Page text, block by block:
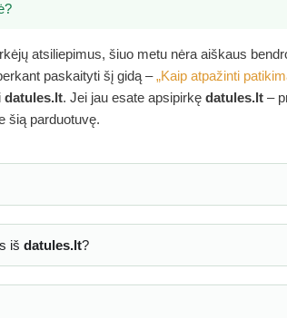
atsiliepimus, šiuo metu nėra aiškaus
paskaityti šį gidą –„Kaip atpažinti
datules.lt. Jei jau esate apsipirkę datules.lt –
šią parduotuvę.
iš datules.lt?